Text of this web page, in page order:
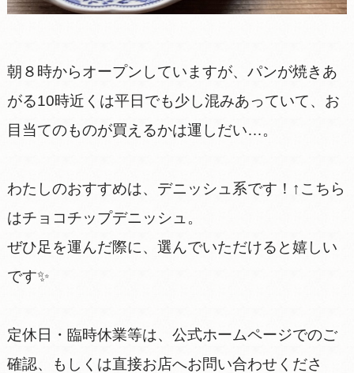
朝８時からオープンしていますが、パンが焼きあ
がる10時近くは平日でも少し混みあっていて、お
目当てのものが買えるかは運しだい…。
わたしのおすすめは、デニッシュ系です！↑こちら
はチョコチップデニッシュ。
ぜひ足を運んだ際に、選んでいただけると嬉しい
です✨
定休日・臨時休業等は、公式ホームページでのご
確認、もしくは直接お店へお問い合わせくださ